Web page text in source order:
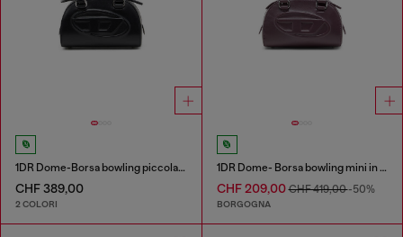
1DR Dome-Borsa bowling piccola in pelle
CHF 389,00
2 COLORI
1DR Dome- Borsa bowling mini in pelle
CHF 209,00CHF 419,00-50%
BORGOGNA